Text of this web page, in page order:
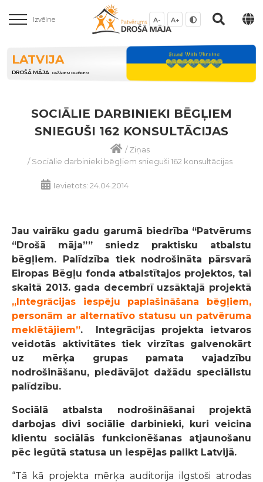
Izvēlne A- A+
LATVIJA
DROŠĀ MĀJA DAŽĀDIEM CILVĒKIEM
SOCIĀLIE DARBINIEKI BĒGĻIEM
SNIEGUŠI 162 KONSULTĀCIJAS
/Ziņas
/Sociālie darbinieki bēgļiem snieguši 162 konsultācijas
Ievietots: 24.04.2014
Jau vairāku gadu garumā biedrība “Patvērums
“Drošā māja”” sniedz praktisku atbalstu
bēgļiem. Palīdzība tiek nodrošināta pārsvarā
Eiropas Bēgļu fonda atbalstītajos projektos, tai
skaitā 2013. gada decembrī uzsāktajā projektā
„Integrācijas iespēju paplašināšana bēgļiem,
personām ar alternatīvo statusu un patvēruma
meklētājiem”. Integrācijas projekta ietvaros
veidotās aktivitātes tiek virzītas galvenokārt
uz mērķa grupas pamata vajadzību
nodrošināšanu, piedāvājot dažādu speciālistu
palīdzību.
Sociālā atbalsta nodrošināšanai projektā
darbojas divi sociālie darbinieki, kuri veicina
klientu sociālās funkcionēšanas atjaunošanu
pēc iegūtā statusa un iespējas palikt Latvijā.
“Tā kā projekta mērķa auditorija ilgstoši atrodas